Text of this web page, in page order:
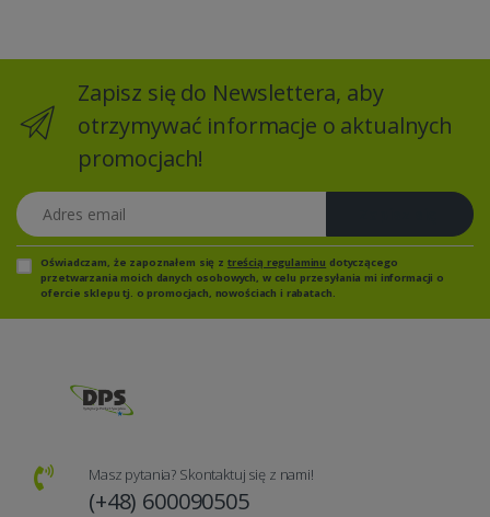
Zapisz się do Newslettera, aby
otrzymywać informacje o aktualnych
promocjach!
Adres email
Oświadczam, że zapoznałem się z treścią regulaminu dotyczącego
przetwarzania moich danych osobowych, w celu przesyłania mi informacji o
ofercie sklepu tj. o promocjach, nowościach i rabatach.
Masz pytania? Skontaktuj się z nami!
(+48) 600090505